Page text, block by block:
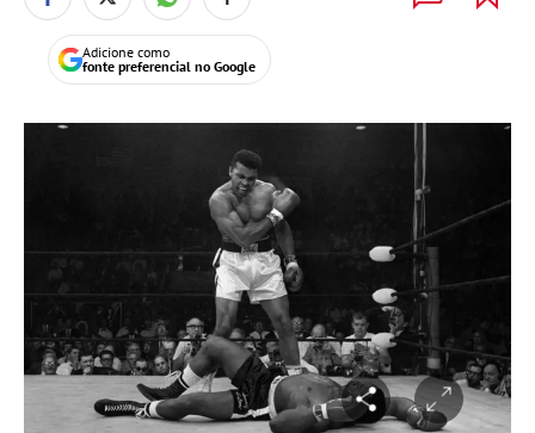
Adicione como
fonte preferencial no Google